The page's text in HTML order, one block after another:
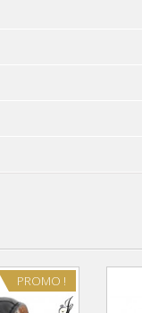
PROMO !